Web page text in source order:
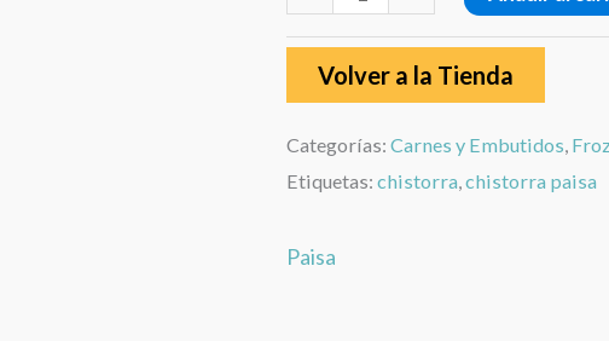
Volver a la Tienda
Categorías: Carnes y Embutidos,
Etiquetas: chistorra,chistorra paisa
Paisa